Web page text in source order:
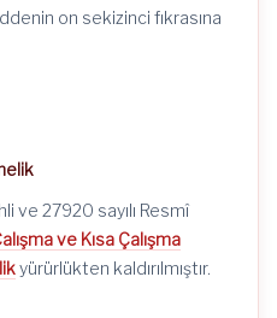
on sekizinci fıkrasına
ve 27920 sayılı Resmî
ve Kısa Çalışma
yürürlükten kaldırılmıştır.